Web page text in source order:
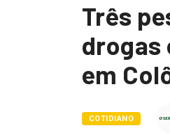
Três
drogas
em
COTIDIANO